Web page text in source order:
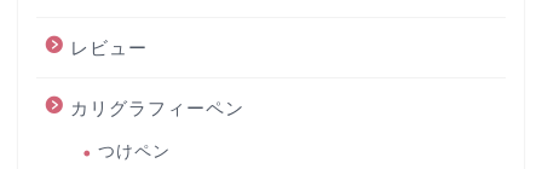
レビュー
カリグラフィーペン
つけペン